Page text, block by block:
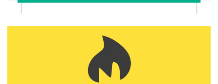
Забыл вещи в транспорте? Рассказываем, что ждёт
1256
Более 40 миллионов на металлургию получил бизнес